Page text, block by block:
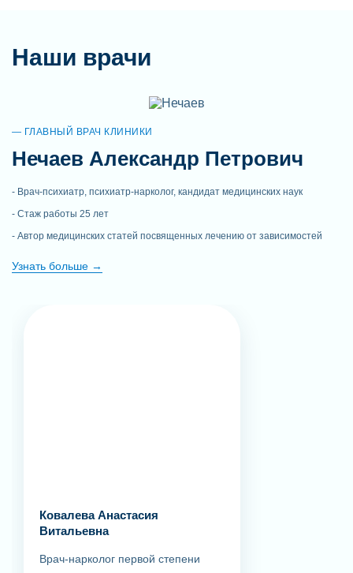
Наши врачи
ГЛАВНЫЙ ВРАЧ КЛИНИКИ
Нечаев Александр Петрович
Врач-психиатр, психиатр-нарколог, кандидат медицинских наук
Стаж работы 25 лет
Автор медицинских статей посвященных лечению от зависимостей
Узнать больше
Ковалева Анастасия
Витальевна
Врач-нарколог первой степени